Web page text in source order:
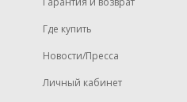
Где купить
Новости/Пресса
Личный кабинет